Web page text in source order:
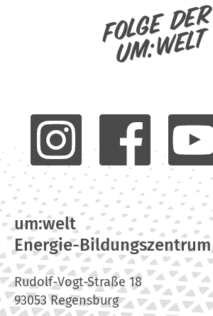
Folge der
um:welt
um:welt
Energie-Bildungszentrum
Rudolf-Vogt-Straße 18
93053 Regensburg